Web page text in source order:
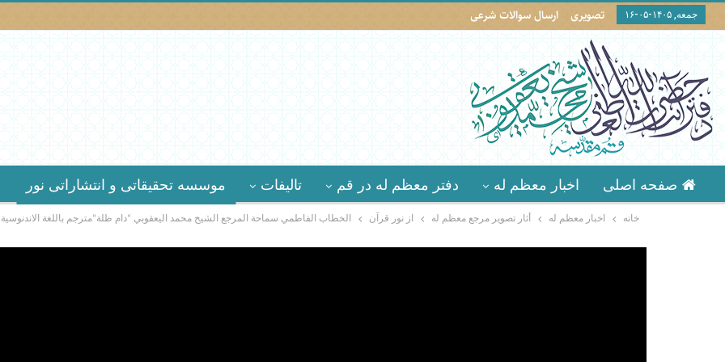
جمعه, ۱۴۰۵-۰۵-۱۶ تصویری ارسال سوالات شرعی
صفحه اصلی اخبار معظم له دفتر معظم له در قم تالیفات موسسه تحقیقاتى و انتشاراتى نور
خانه اخبار معظم له أثار تصوير مرجع معظم له از نور قرآن الخطاب الفاطمي سماحة المرجع الشيخ محمد اليعقوبي “دام ظلة”مترجم باللغة الاندنوسية